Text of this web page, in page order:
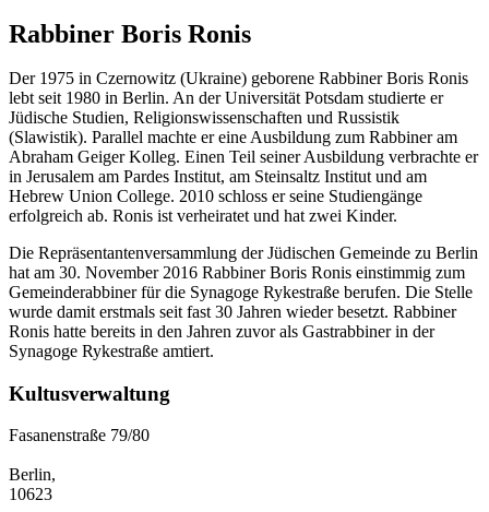
Rabbiner Boris Ronis
Der 1975 in Czernowitz (Ukraine) geborene Rabbiner Boris Ronis
lebt seit 1980 in Berlin. An der Universität Potsdam studierte er
Jüdische Studien, Religionswissenschaften und Russistik
(Slawistik). Parallel machte er eine Ausbildung zum Rabbiner am
Abraham Geiger Kolleg. Einen Teil seiner Ausbildung verbrachte er
in Jerusalem am Pardes Institut, am Steinsaltz Institut und am
Hebrew Union College. 2010 schloss er seine Studiengänge
erfolgreich ab. Ronis ist verheiratet und hat zwei Kinder.
Die Repräsentantenversammlung der Jüdischen Gemeinde zu Berlin
hat am 30. November 2016 Rabbiner Boris Ronis einstimmig zum
Gemeinderabbiner für die Synagoge Rykestraße berufen. Die Stelle
wurde damit erstmals seit fast 30 Jahren wieder besetzt. Rabbiner
Ronis hatte bereits in den Jahren zuvor als Gastrabbiner in der
Synagoge Rykestraße amtiert.
Kultusverwaltung
Fasanenstraße 79/80
Berlin,
10623